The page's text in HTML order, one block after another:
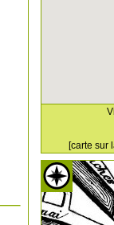
[carte sur